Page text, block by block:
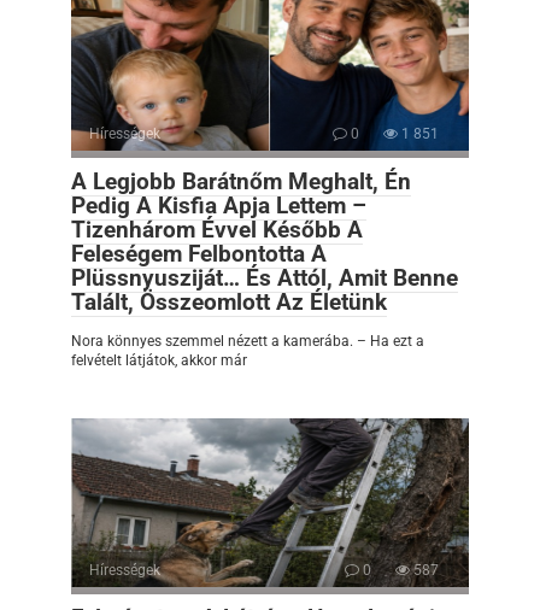
Hírességek 0 1 851
A Legjobb Barátnőm Meghalt, Én
Pedig A Kisfia Apja Lettem –
Tizenhárom Évvel Később A
Feleségem Felbontotta A
Plüssnyusziját… És Attól, Amit Benne
Talált, Összeomlott Az Életünk
Nora könnyes szemmel nézett a kamerába. – Ha ezt a
felvételt látjátok, akkor már
Hírességek 0 587